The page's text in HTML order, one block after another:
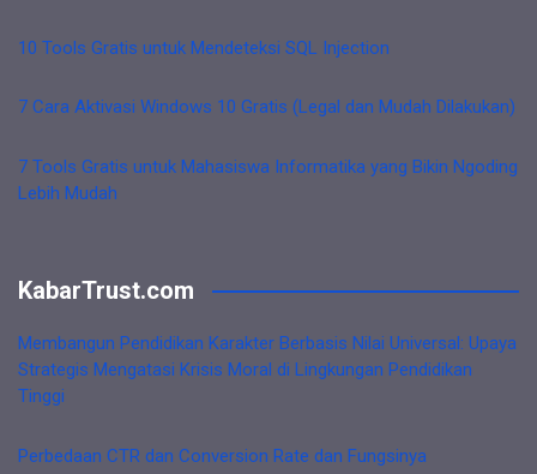
10 Tools Gratis untuk Mendeteksi SQL Injection
7 Cara Aktivasi Windows 10 Gratis (Legal dan Mudah Dilakukan)
7 Tools Gratis untuk Mahasiswa Informatika yang Bikin Ngoding
Lebih Mudah
KabarTrust.com
Membangun Pendidikan Karakter Berbasis Nilai Universal: Upaya
Strategis Mengatasi Krisis Moral di Lingkungan Pendidikan
Tinggi
Perbedaan CTR dan Conversion Rate dan Fungsinya